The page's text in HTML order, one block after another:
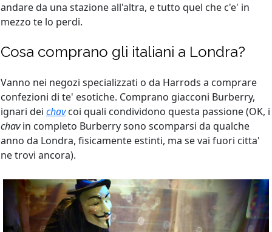
andare da una stazione all'altra, e tutto quel che c'e' in
mezzo te lo perdi.
Cosa comprano gli italiani a Londra?
Vanno nei negozi specializzati o da Harrods a comprare
confezioni di te' esotiche. Comprano giacconi Burberry,
ignari dei chavcoi quali condividono questa passione (OK, i
chavin completo Burberry sono scomparsi da qualche
anno da Londra, fisicamente estinti, ma se vai fuori citta'
ne trovi ancora).